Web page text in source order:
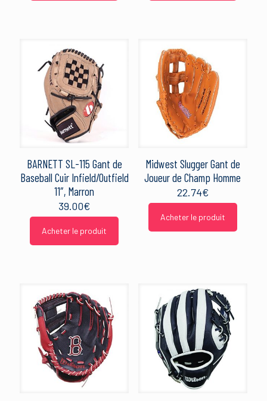
BARNETT SL-115 Gant de
Baseball Cuir Infield/Outfield
11″, Marron
39.00€
Acheter le produit
Midwest Slugger Gant de
Joueur de Champ Homme
22.74€
Acheter le produit